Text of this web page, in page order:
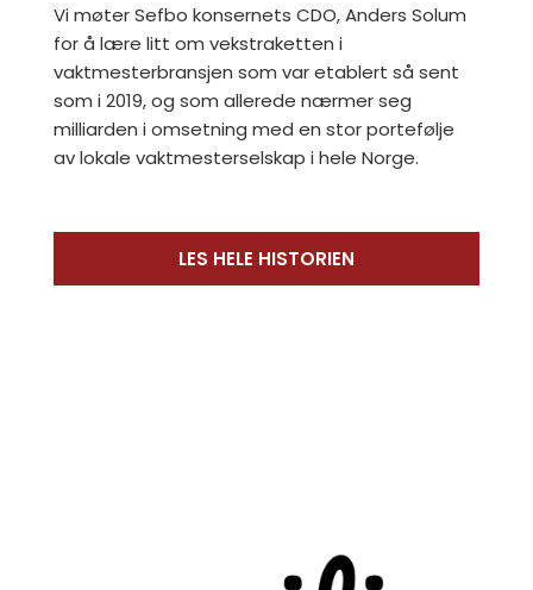
Vi møter Sefbo konsernets CDO, Anders Solum
for å lære litt om vekstraketten i
vaktmesterbransjen som var etablert så sent
som i 2019, og som allerede nærmer seg
milliarden i omsetning med en stor portefølje
av lokale vaktmesterselskap i hele Norge.
LES HELE HISTORIEN